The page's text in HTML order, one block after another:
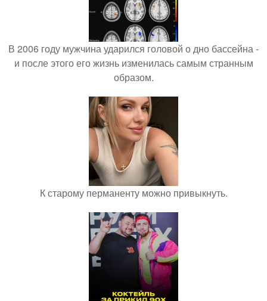
В 2006 году мужчина ударился головой о дно бассейна -
и после этого его жизнь изменилась самым странным
образом.
К старому перманенту можно привыкнуть.